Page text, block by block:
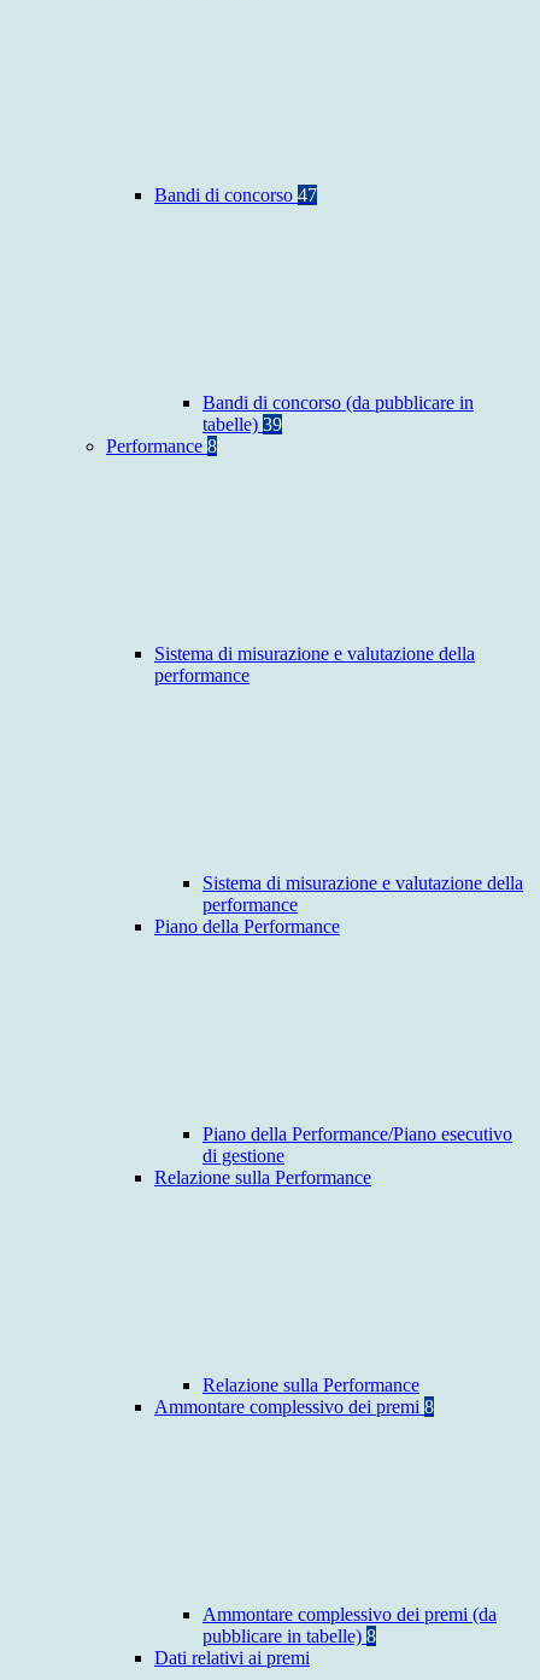
Bandi di concorso 47
Bandi di concorso (da pubblicare in
tabelle) 39
Performance 8
Sistema di misurazione e valutazione della
performance
Sistema di misurazione e valutazione della
performance
Piano della Performance
Piano della Performance/Piano esecutivo
di gestione
Relazione sulla Performance
Relazione sulla Performance
Ammontare complessivo dei premi 8
Ammontare complessivo dei premi (da
pubblicare in tabelle) 8
Dati relativi ai premi